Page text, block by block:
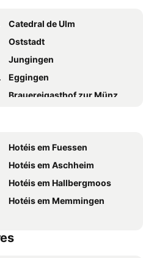
Apollonias Gästehaus
Catedral de Ulm
Oststadt
Jungingen
Eggingen
Brauereigasthof zur Münz
Titania
Perlachturm
Bismarckviertel
Bowlingcenter Neu-Ulm
Hotéis em Fuessen
Hotéis em Aschheim
Hotéis em Hallbergmoos
Hotéis em Memmingen